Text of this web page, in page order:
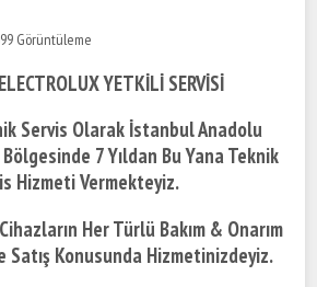
Görüntüleme
YETKİLİ SERVİSİ
Servis Olarak İstanbul Anadolu
Bölgesinde 7 Yıldan Bu Yana Teknik
Hizmeti Vermekteyiz.
Her Türlü Bakım & Onarım
Satış Konusunda Hizmetinizdeyiz.